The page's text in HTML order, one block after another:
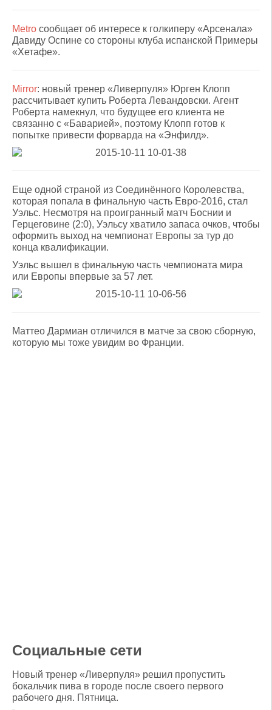
Metro сообщает об интересе к голкиперу «Арсенала»
Давиду Оспине со стороны клуба испанской Примеры
«Хетафе».
Mirror: новый тренер «Ливерпуля» Юрген Клопп
рассчитывает купить Роберта Левандовски. Агент
Роберта намекнул, что будущее его клиента не
связанно с «Баварией», поэтому Клопп готов к
попытке привести форварда на «Энфилд».
Еще одной страной из Соединённого Королевства,
которая попала в финальную часть Евро-2016, стал
Уэльс. Несмотря на проигранный матч Боснии и
Герцеговине (2:0), Уэльсу хватило запаса очков, чтобы
оформить выход на чемпионат Европы за тур до
конца квалификации.
Уэльс вышел в финальную часть чемпионата мира
или Европы впервые за 57 лет.
Маттео Дармиан отличился в матче за свою сборную,
которую мы тоже увидим во Франции.
Социальные сети
Новый тренер «Ливерпуля» решил пропустить
бокальчик пива в городе после своего первого
рабочего дня. Пятница.